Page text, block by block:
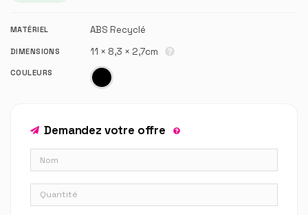
MATÉRIEL ABS Recyclé
DIMENSIONS 11 × 8,3 × 2,7cm
COULEURS
Demandez votre offre